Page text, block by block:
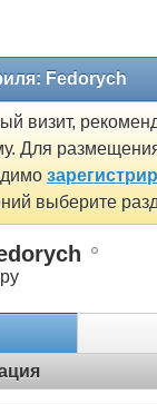
Fedorych
визит,
Для
выберите